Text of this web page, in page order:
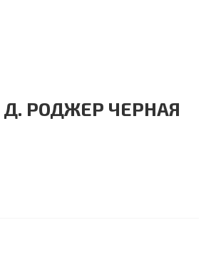
Д. РОДЖЕР ЧЕРНАЯ